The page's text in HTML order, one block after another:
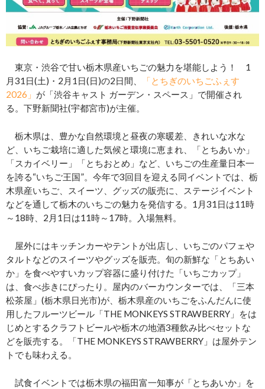
東京・渋谷で甘い栃木県産いちごの魅力を堪能しよう！ 1
月31日(土)・2月1日(日)の2日間、
「とちぎのいちごふぇす
2026」 が「渋谷キャスト ガーデン・スペース」で開催され
る。下野新聞社(宇都宮市)が主催。
栃木県は、豊かな自然環境と昼夜の寒暖差、きれいな水な
ど、いちご栽培に適した気候と環境に恵まれ、「とちあいか」
「スカイベリー」「とちおとめ」など、いちごの生産量日本一
を誇る“いちご王国”。今年で3回目を迎える同イベントでは、栃
木県産いちご、スイーツ、グッズの販売に、ステージイベント
などを通して栃木のいちごの魅力を発信する。1月31日は11時
～18時、2月1日は11時～17時。入場無料。
屋外にはキッチンカーやテントが出店し、いちごのパフェや
タルトなどのスイーツやグッズを販売。旬の新鮮な「とちあい
か」を食べやすいカップ容器に盛り付けた「いちごカップ」
は、食べ歩きにぴったり。屋内のバーカウンターでは、「三本
松茶屋」(栃木県日光市)が、栃木県産のいちごをふんだんに使
用したフルーツビール「THE MONKEYS STRAWBERRY」をは
じめとするクラフトビールや栃木の地酒3種飲み比べセットな
どを販売する。「THE MONKEYS STRAWBERRY」は屋外テン
トでも味わえる。
試食イベントでは栃木県の福田富一知事が「とちあいか」を